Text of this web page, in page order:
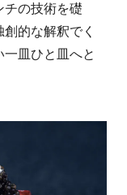
チの技術を礎
的な解釈でく
皿ひと皿へと